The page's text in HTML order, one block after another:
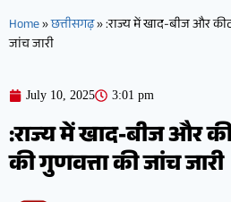
Home»छत्तीसगढ़»:राज्य में खाद-बीज और
जांच जारी
July 10, 2025 3:01 pm
:राज्य में खाद-बीज और
की गुणवत्ता की जांच जारी